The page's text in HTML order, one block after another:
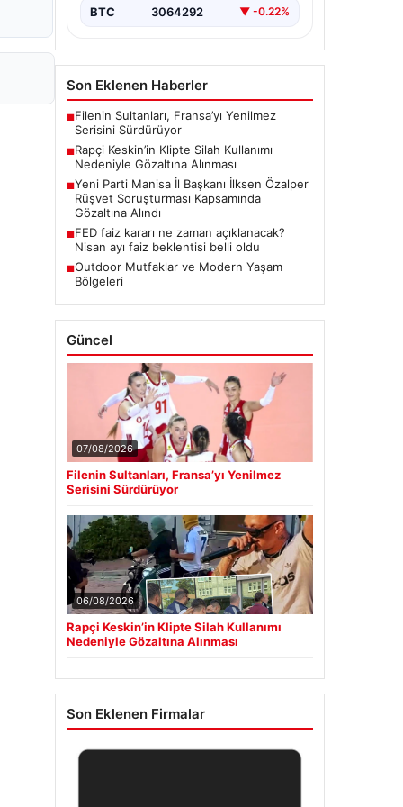
BTC 3064292 ▼ -0.22%
Son Eklenen Haberler
■Filenin Sultanları, Fransa’yı Yenilmez
Serisini Sürdürüyor
■Rapçi Keskin’in Klipte Silah Kullanımı
Nedeniyle Gözaltına Alınması
■Yeni Parti Manisa İl Başkanı İlksen Özalper
Rüşvet Soruşturması Kapsamında
Gözaltına Alındı
■FED faiz kararı ne zaman açıklanacak?
Nisan ayı faiz beklentisi belli oldu
■Outdoor Mutfaklar ve Modern Yaşam
Bölgeleri
Güncel
07/08/2026
Filenin Sultanları, Fransa’yı Yenilmez
Serisini Sürdürüyor
06/08/2026
Rapçi Keskin’in Klipte Silah Kullanımı
Nedeniyle Gözaltına Alınması
Son Eklenen Firmalar